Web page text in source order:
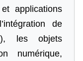
applications
l’intégration de
les objets
numérique,